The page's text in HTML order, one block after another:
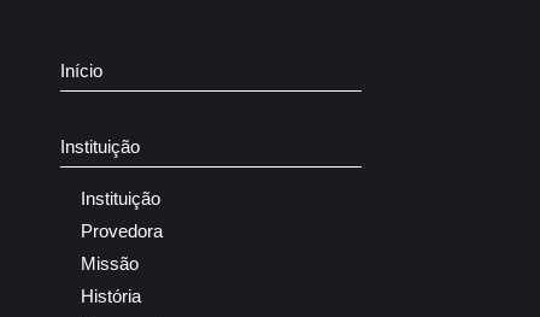
Início
Instituição
Instituição
Provedora
Missão
História